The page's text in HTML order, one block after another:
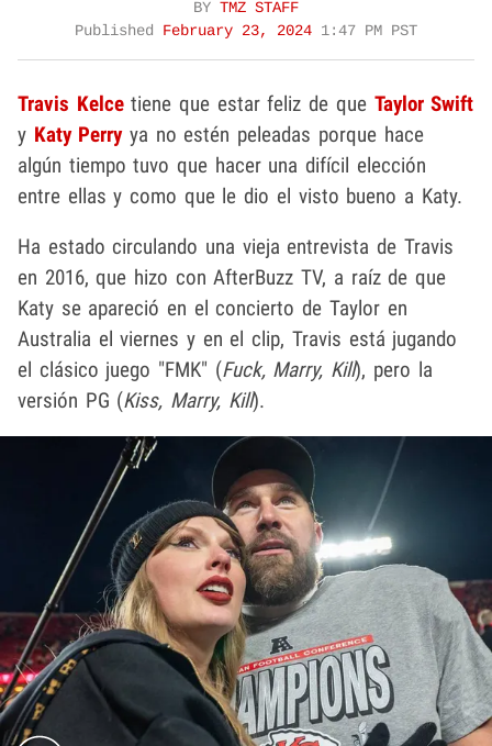
BY TMZ STAFF
Published
February 23, 2024 1:47 PM PST
Travis Kelcetiene que estar feliz de que Taylor Swift
y Katy Perryya no estén peleadas porque hace
algún tiempo tuvo que hacer una difícil elección
entre ellas y como que le dio el visto bueno a Katy.
Ha estado circulando una vieja entrevista de Travis
en 2016, que hizo con AfterBuzz TV, a raíz de que
Katy se apareció en el concierto de Taylor en
Australia el viernes y en el clip, Travis está jugando
el clásico juego "FMK" (Fuck, Marry, Kill), pero la
versión PG (Kiss, Marry, Kill).